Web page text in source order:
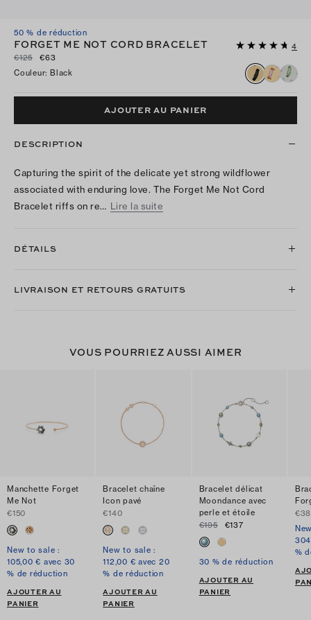
50 % de réduction
FORGET ME NOT CORD BRACELET
4
€125
€63
Couleur: Black
AJOUTER AU PANIER
DESCRIPTION
Capturing the spirit of the delicate yet strong wildflower
associated with enduring love. The Forget Me Not Cord
Bracelet riffs on re… Lire la suite
DÉTAILS
LIVRAISON ET RETOURS GRATUITS
VOUS POURRIEZ AUSSI AIMER
Manchette Forget
Me Not
€150
New to sale :
105,00 € avec 30
% de réduction
AJOUTER AU
PANIER
Bracelet chaîne
Icon pavé
€140
New to sale :
112,00 € avec 20
% de réduction
AJOUTER AU
PANIER
Bracelet délicat
Moondance avec
perle et étoile
€195
€137
30 % de réduction
AJOUTER AU
PANIER
%